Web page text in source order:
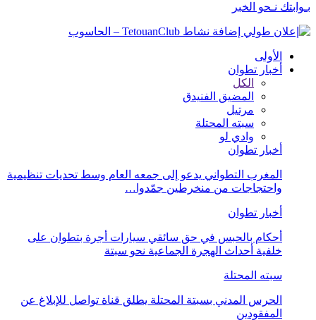
بـوابتك نـحو الخبر
الأولى
أخبار تطوان
الكل
المضيق الفنيدق
مرتيل
سبته المحتلة
وادي لو
أخبار تطوان
المغرب التطواني يدعو إلى جمعه العام وسط تحديات تنظيمية
واحتجاجات من منخرطين جمّدوا…
أخبار تطوان
أحكام بالحبس في حق سائقي سيارات أجرة بتطوان على
خلفية أحداث الهجرة الجماعية نحو سبتة
سبته المحتلة
الحرس المدني بسبتة المحتلة يطلق قناة تواصل للإبلاغ عن
المفقودين